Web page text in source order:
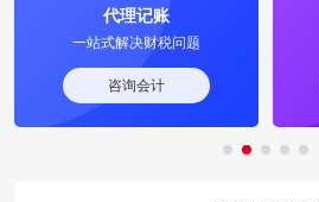
代理记账
一站式解决财税问题
咨询会计